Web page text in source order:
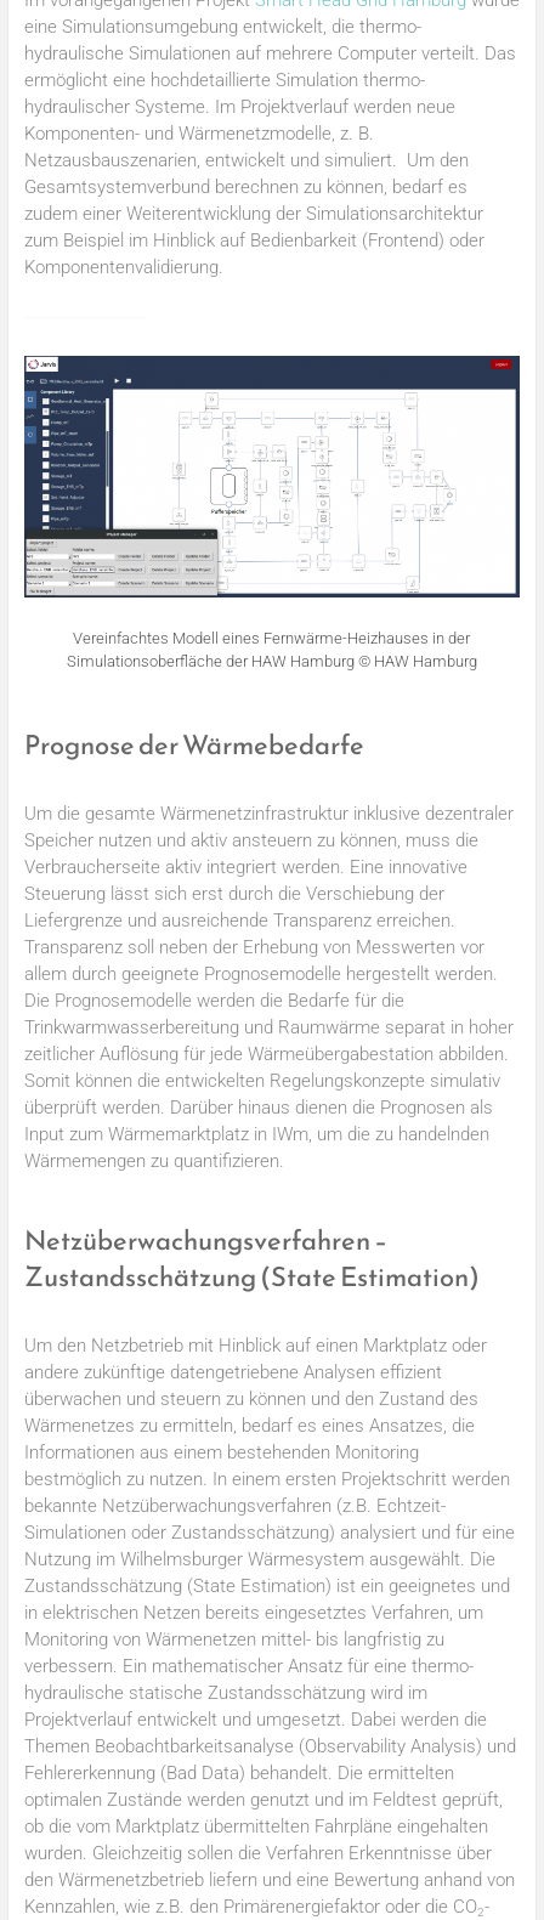
eine Simulationsumgebung entwickelt, die thermo-
hydraulische Simulationen auf mehrere Computer verteilt. Das
ermöglicht eine hochdetaillierte Simulation thermo-
hydraulischer Systeme. Im Projektverlauf werden neue
Komponenten- und Wärmenetzmodelle, z. B.
Netzausbauszenarien, entwickelt und simuliert. Um den
Gesamtsystemverbund berechnen zu können, bedarf es
zudem einer Weiterentwicklung der Simulationsarchitektur
zum Beispiel im Hinblick auf Bedienbarkeit (Frontend) oder
Komponentenvalidierung.
Vereinfachtes Modell eines Fernwärme-Heizhauses in der
Simulationsoberfläche der HAW Hamburg © HAW Hamburg
Prognose der Wärmebedarfe
Um die gesamte Wärmenetzinfrastruktur inklusive dezentraler
Speicher nutzen und aktiv ansteuern zu können, muss die
Verbraucherseite aktiv integriert werden. Eine innovative
Steuerung lässt sich erst durch die Verschiebung der
Liefergrenze und ausreichende Transparenz erreichen.
Transparenz soll neben der Erhebung von Messwerten vor
allem durch geeignete Prognosemodelle hergestellt werden.
Die Prognosemodelle werden die Bedarfe für die
Trinkwarmwasserbereitung und Raumwärme separat in hoher
zeitlicher Auflösung für jede Wärmeübergabestation abbilden.
Somit können die entwickelten Regelungskonzepte simulativ
überprüft werden. Darüber hinaus dienen die Prognosen als
Input zum Wärmemarktplatz in IWm, um die zu handelnden
Wärmemengen zu quantifizieren.
Netzüberwachungsverfahren –
Zustandsschätzung (State Estimation)
Um den Netzbetrieb mit Hinblick auf einen Marktplatz oder
andere zukünftige datengetriebene Analysen effizient
überwachen und steuern zu können und den Zustand des
Wärmenetzes zu ermitteln, bedarf es eines Ansatzes, die
Informationen aus einem bestehenden Monitoring
bestmöglich zu nutzen. In einem ersten Projektschritt werden
bekannte Netzüberwachungsverfahren (z.B. Echtzeit-
Simulationen oder Zustandsschätzung) analysiert und für eine
Nutzung im Wilhelmsburger Wärmesystem ausgewählt. Die
Zustandsschätzung (State Estimation) ist ein geeignetes und
in elektrischen Netzen bereits eingesetztes Verfahren, um
Monitoring von Wärmenetzen mittel- bis langfristig zu
verbessern. Ein mathematischer Ansatz für eine thermo-
hydraulische statische Zustandsschätzung wird im
Projektverlauf entwickelt und umgesetzt. Dabei werden die
Themen Beobachtbarkeitsanalyse (Observability Analysis) und
Fehlererkennung (Bad Data) behandelt. Die ermittelten
optimalen Zustände werden genutzt und im Feldtest geprüft,
ob die vom Marktplatz übermittelten Fahrpläne eingehalten
wurden. Gleichzeitig sollen die Verfahren Erkenntnisse über
den Wärmenetzbetrieb liefern und eine Bewertung anhand von
Kennzahlen, wie z.B. den Primärenergiefaktor oder die CO2-